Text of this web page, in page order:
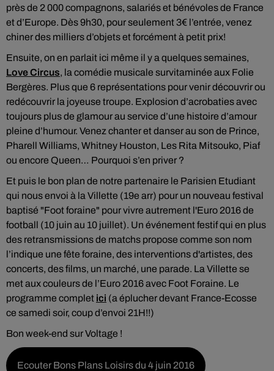
près de 2 000 compagnons, salariés et bénévoles de France
et d’Europe. Dès 9h30, pour seulement 3€ l’entrée, venez
chiner des milliers d’objets et forcément à petit prix!
Ensuite, on en parlait ici même il y a quelques semaines,
Love Circus, la comédie musicale survitaminée aux Folie
Bergères. Plus que 6 représentations pour venir découvrir ou
redécouvrir la joyeuse troupe. Explosion d’acrobaties avec
toujours plus de glamour au service d’une histoire d’amour
pleine d’humour. Venez chanter et danser au son de Prince,
Pharell Williams, Whitney Houston, Les Rita Mitsouko, Piaf
ou encore Queen… Pourquoi s’en priver ?
Et puis le bon plan de notre partenaire le Parisien Etudiant
qui nous envoi à la Villette (19e arr) pour un nouveau festival
baptisé "Foot foraine" pour vivre autrement l'Euro 2016 de
football (10 juin au 10 juillet). Un événement festif qui en plus
des retransmissions de matchs propose comme son nom
l’indique une fête foraine, des interventions d'artistes, des
concerts, des films, un marché, une parade. La Villette se
met aux couleurs de l’Euro 2016 avec Foot Foraine. Le
programme complet ici (a éplucher devant France-Ecosse
ce samedi soir, coup d’envoi 21H!!)
Bon week-end sur Voltage !
Ecouter Bons Plans Loisirs du 4 juin 2016